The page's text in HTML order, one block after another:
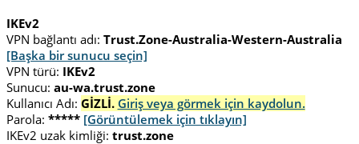
IKEv2
VPN bağlantı adı: Trust.Zone-Australia-Western-Australia
[Başka bir sunucu seçin]
VPN türü: IKEv2
Sunucu: au-wa.trust.zone
Kullanıcı Adı: GİZLİ. Giriş veya görmek için kaydolun.
Parola: ***** [Görüntülemek için tıklayın]
IKEv2 uzak kimliği: trust.zone